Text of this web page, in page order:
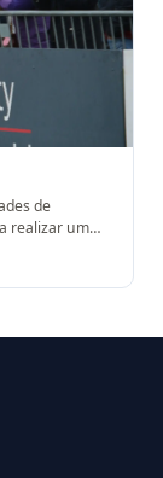
de
realizar um